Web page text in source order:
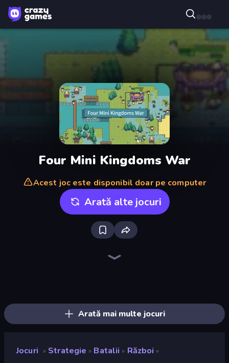
Four Mini Kingdoms War
Acest joc este disponibil doar pe computer
Arată alte jocuri
Arată mai multe jocuri
Jocuri » Strategie » Batalii » Război »